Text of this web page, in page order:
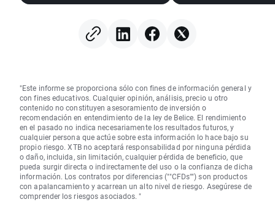
"Este informe se proporciona sólo con fines de información general y
con fines educativos. Cualquier opinión, análisis, precio u otro
contenido no constituyen asesoramiento de inversión o
recomendación en entendimiento de la ley de Belice. El rendimiento
en el pasado no indica necesariamente los resultados futuros, y
cualquier persona que actúe sobre esta información lo hace bajo su
propio riesgo. XTB no aceptará responsabilidad por ninguna pérdida
o daño, incluida, sin limitación, cualquier pérdida de beneficio, que
pueda surgir directa o indirectamente del uso o la confianza de dicha
información. Los contratos por diferencias (""CFDs"") son productos
con apalancamiento y acarrean un alto nivel de riesgo. Asegúrese de
comprender los riesgos asociados. "